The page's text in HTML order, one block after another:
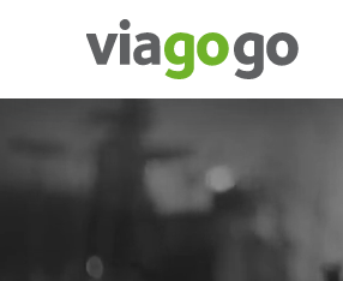
Bilety -
Bilety na
koncerty,